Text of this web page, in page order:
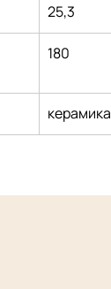
25,3
180
керамика